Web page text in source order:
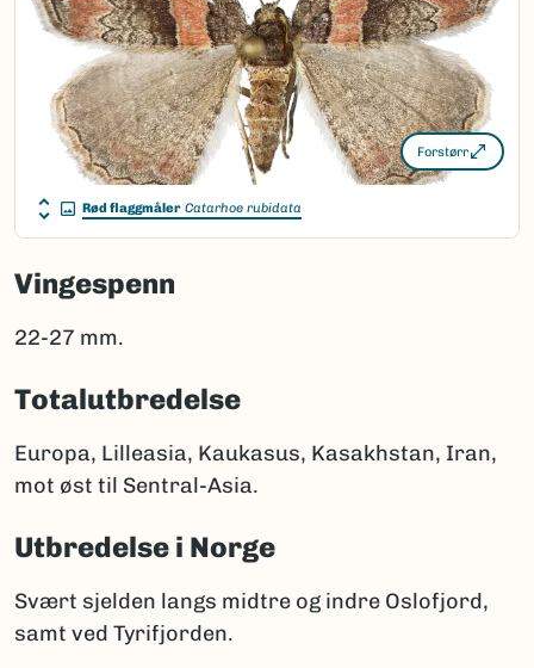
Forstørr
Rød flaggmåler Catarhoe rubidata
Vingespenn
22-27 mm.
Totalutbredelse
Europa, Lilleasia, Kaukasus, Kasakhstan, Iran,
mot øst til Sentral-Asia.
Utbredelse i Norge
Svært sjelden langs midtre og indre Oslofjord,
samt ved Tyrifjorden.